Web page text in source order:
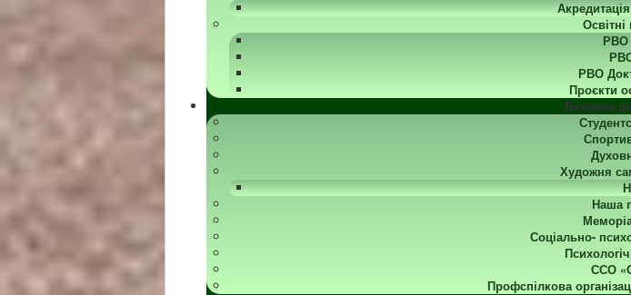
РВО
РВО
Проєкти
Виховна
Художня
Наша
Соціально-
ССО
Профспілкова